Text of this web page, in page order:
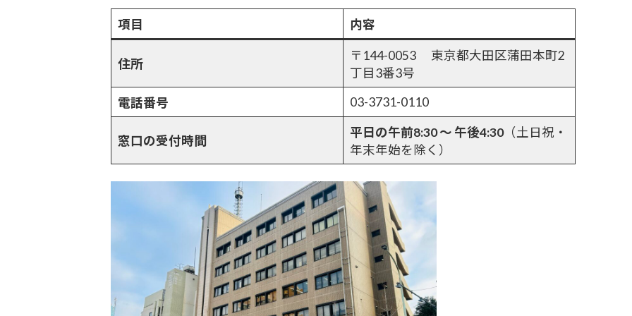
項目 内容
住所
〒144-0053 東京都大田区蒲田本町2
丁目3番3号
電話番号
03-3731-0110
窓口の受付時間
平日の午前8:30 ～ 午後4:30（土日祝・
年末年始を除く）